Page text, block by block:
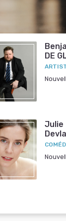
DE
Julie